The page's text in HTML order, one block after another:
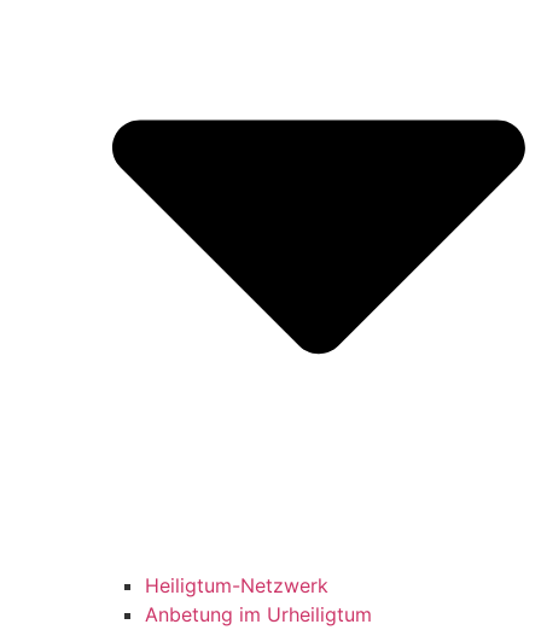
Heiligtum-Netzwerk
Anbetung im Urheiligtum